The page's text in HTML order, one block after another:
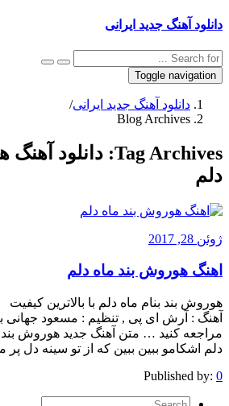
دانلود آهنگ جدید ایرانی
Toggle navigation
دانلود آهنگ جدید ایرانی/
Blog Archives
Tag Archives: دانلود
دلم
ژوئن 28, 2017
اهنگ هوروش بند ماه دلم
آهنگ : آرش ای پی , تنظیم : مسعود جهانی
مراجعه کنید … متن آهنگ جدید هوروش بند
دلم اشکامو ببین ببین که از تو سینه دل
Published by: 0